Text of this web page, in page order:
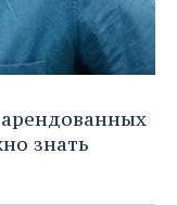
знать